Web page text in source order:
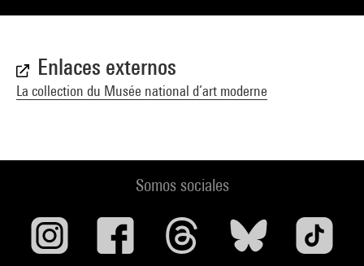
Enlaces externos
La collection du Musée national d’art moderne
Somos sociales